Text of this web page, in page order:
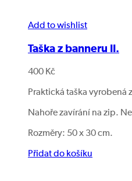
Add to wishlist
Taška z banneru II.
400 Kč
Praktická taška vyrobená
Nahoře zavírání na zip.
Rozměry: 50 x 30 cm.
Přidat do košíku